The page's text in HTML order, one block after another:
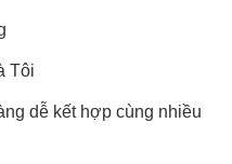
Tôi
dễ kết hợp cùng nhiều